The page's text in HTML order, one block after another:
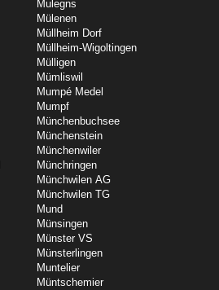
Mulegns
Mülenen
Müllheim Dorf
Müllheim-Wigoltingen
Mülligen
Mümliswil
Mumpé Medel
Mumpf
Münchenbuchsee
Münchenstein
Münchenwiler
Münchringen
Münchwilen AG
Münchwilen TG
Mund
Münsingen
Münster VS
Münsterlingen
Muntelier
Müntschemier